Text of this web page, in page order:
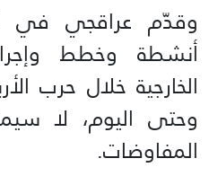
وقدّم عراقجي في
أنشطة وخطط
الخارجية خلال حرب
وحتى اليوم، لا
المفاوضات.